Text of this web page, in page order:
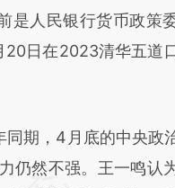
。
人民银行货币政策
20日在2023清华五道
，4月底的中央政
仍然不强。王一鸣认